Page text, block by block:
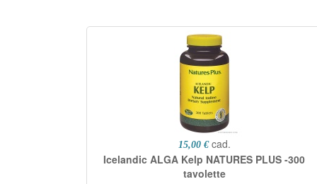
15,00 € cad.
Icelandic ALGA Kelp NATURES PLUS -300
tavolette